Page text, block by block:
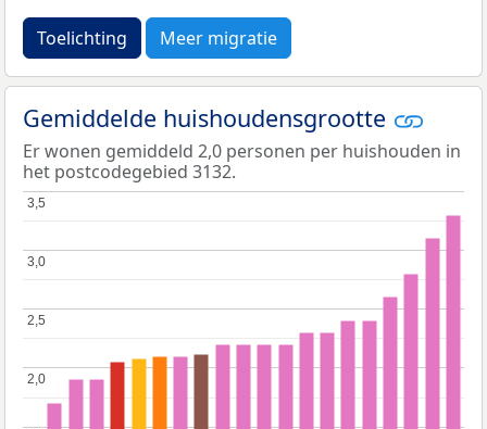
Toelichting Meer migratie
Gemiddelde huishoudensgrootte
Er wonen gemiddeld 2,0 personen per huishouden in
het postcodegebied 3132.
2,0
2,0
2,5
2,5
3,0
3,0
3,5
3,5